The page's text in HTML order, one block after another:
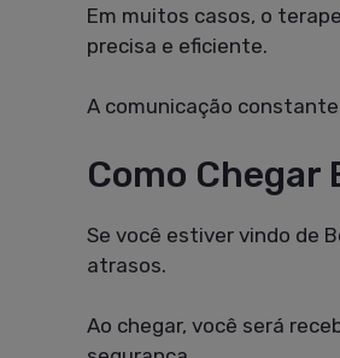
Em muitos casos, o
precisa e eficiente.
A comunicação
Como Chegar
Se você estiver vindo de
atrasos.
Ao chegar, você será